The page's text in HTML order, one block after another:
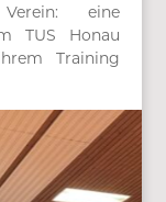
eine
TUS Honau
Training